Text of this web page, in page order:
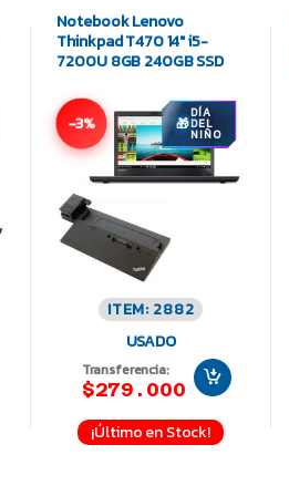
Notebook Lenovo
Thinkpad T470 14″ i5-
7200U 8GB 240GB SSD
-3% DÍA
DEL
NIÑO
ITEM: 2882
USADO
Transferencia:
$279.000
¡Último en Stock!